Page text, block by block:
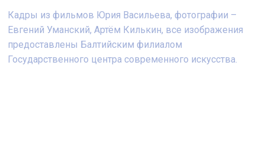
Кадры из фильмов Юрия Васильева, фотографии –
Евгений Уманский, Артём Килькин, все изображения
предоставлены Балтийским филиалом
Государственного центра современного искусства.